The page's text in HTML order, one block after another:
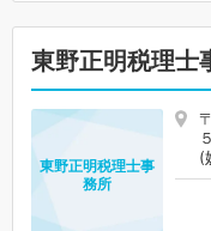
東野正明税理士
(
東野正明税理士事
務所